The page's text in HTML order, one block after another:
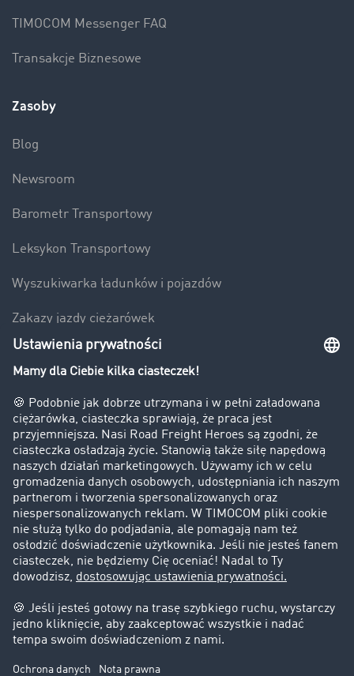
TIMOCOM Messenger FAQ
Transakcje Biznesowe
Zasoby
Blog
Newsroom
Barometr Transportowy
Leksykon Transportowy
Wyszukiwarka ładunków i pojazdów
Zakazy jazdy ciężarówek
Bezpieczeństwo
Firma
Historie sukcesu
Klienci pozyskują nowych klientów
Informacje prawne
Impressum
OWU
Ochrona danych
Ustawienia plików cookies